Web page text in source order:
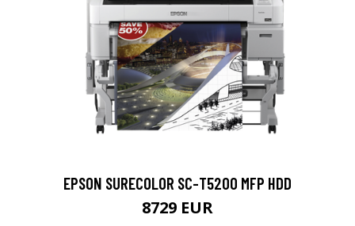
EPSON SURECOLOR SC-T5200 MFP HDD
8729 EUR